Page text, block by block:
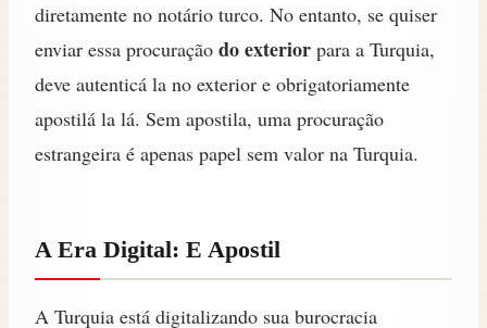
diretamente no notário turco. No entanto, se quiser
enviar essa procuração do exterior para a Turquia,
deve autenticá la no exterior e obrigatoriamente
apostilá la lá. Sem apostila, uma procuração
estrangeira é apenas papel sem valor na Turquia.
A Era Digital: E Apostil
A Turquia está digitalizando sua burocracia